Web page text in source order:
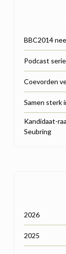
BBC2014
Podcast serie
Coevorden
Samen sterk
Kandidaat-
Seubring
2026
2025